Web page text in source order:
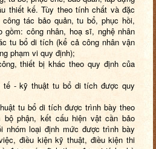
thiết kế. Tùy theo tính chất và đặc
tác bảo quản, tu bổ, phục hồi,
gồm: công nhân, hoạ sĩ, nghệ nhân
tu bổ di tích (kể cả công nhân vận
phạm vi quy định);
thiết bị khác theo quy định của
- kỹ thuật tu bổ di tích được quy
tu bổ di tích được trình bày theo
bộ phận, kết cấu hiện vật cần bảo
nhóm loại định mức được trình bày
điều kiện kỹ thuật, điều kiện thi